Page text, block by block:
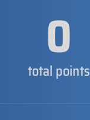
0
total points